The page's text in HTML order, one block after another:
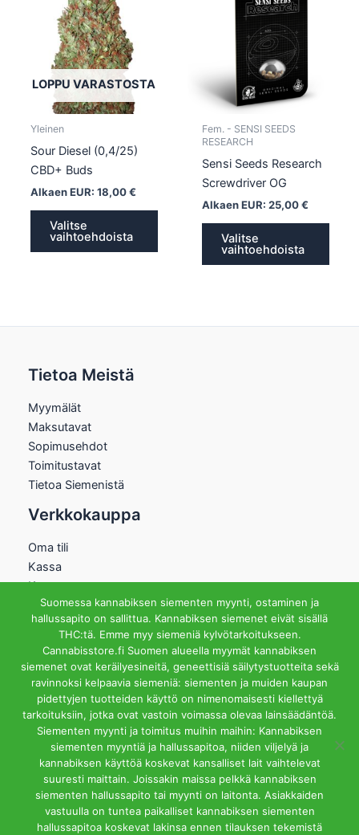
LOPPU VARASTOSTA
Yleinen
Sour Diesel (0,4/25)
CBD+ Buds
Alkaen EUR: 18,00€
Valitse
vaihtoehdoista
Fem. - SENSI SEEDS
RESEARCH
Sensi Seeds Research
Screwdriver OG
Alkaen EUR: 25,00€
Valitse
vaihtoehdoista
Tietoa Meistä
Myymälät
Maksutavat
Sopimusehdot
Toimitustavat
Tietoa Siemenistä
Verkkokauppa
Oma tili
Kassa
Kauppa
Ostoskori
Helsingin Myymälä
Aukioloajat
Ma-Pe 12-18 La 12-15
Riihipellonkuja 3, 00390
Helsinki
info@cannabisstore.fi
Suomessa kannabiksen siementen myynti, ostaminen ja
hallussapito on sallittua. Kannabiksen siemenet eivät sisällä
THC:tä. Emme myy siemeniä kylvötarkoitukseen.
Cannabisstore.fi Suomen alueella myymät kannabiksen
siemenet ovat keräilyesineitä, geneettisiä säilytystuotteita sekä
ravinnoksi kelpaavia siemeniä: siementen ja muiden kaupan
pidettyjen tuotteiden käyttö on nimenomaisesti kiellettyä
tarkoituksiin, jotka ovat vastoin voimassa olevaa lainsäädäntöä.
Siementen myynti ja toimitus muihin maihin: Kannabiksen
siementen myyntiä ja hallussapitoa, niiden viljelyä ja
kannabiksen käyttöä koskevat kansalliset lait vaihtelevat
suuresti maittain. Joissakin maissa pelkkä kannabiksen
siementen hallussapito tai myynti on laitonta. Asiakkaiden
vastuulla on tuntea paikalliset kannabiksen siementen
hallussapitoa koskevat lakinsa ennen tilauksen tekemistä